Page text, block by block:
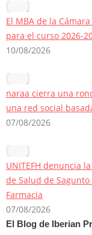
El MBA de la
para el curso 2026-
10/08/2026
naraa cierra una
una red social
07/08/2026
UNITEFH denuncia
de Salud de
Farmacia
07/08/2026
El Blog de Iberian